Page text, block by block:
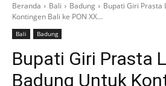
Beranda Bali Badung
Bupati Giri Prasta
Kontingen Bali ke PON XX...
Bali Badung
Bupati Giri Prasta
Badung Untuk